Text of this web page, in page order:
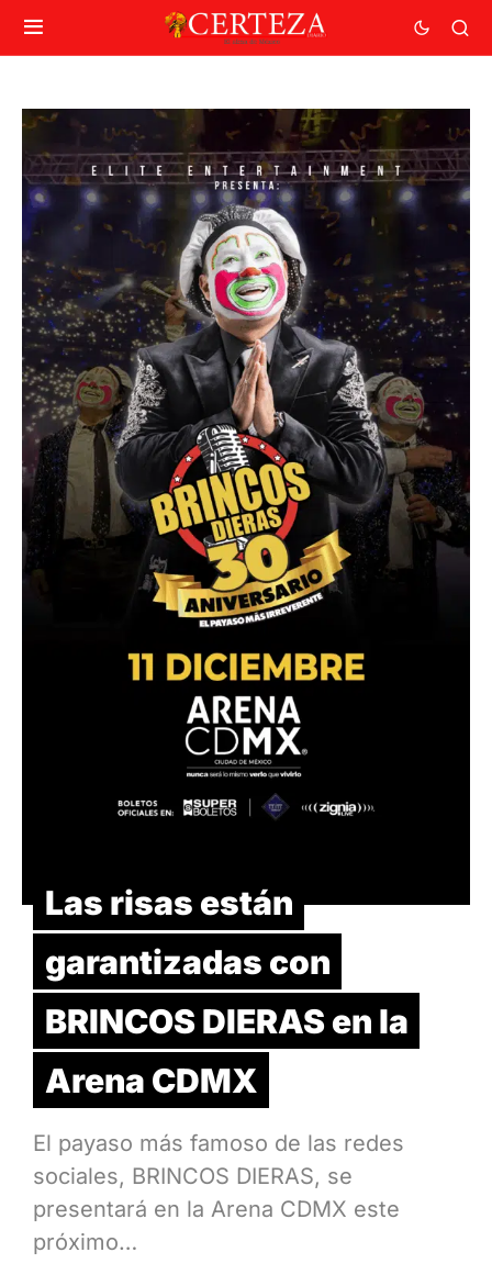
Las risas están
garantizadas con
BRINCOS DIERAS en la
Arena CDMX
El payaso más famoso de las redes
sociales, BRINCOS DIERAS, se
presentará en la Arena CDMX este
próximo…